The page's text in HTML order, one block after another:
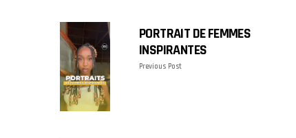
PORTRAIT DE FEMMES
INSPIRANTES
Previous Post